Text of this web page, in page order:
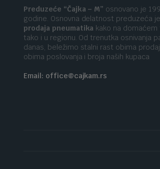
Preduzeće “Čajka – M” osnovano je
godine. Osnovna delatnost preduzeća je
prodaja pneumatika kako na domaćem
tako i u regionu. Od trenutka osnivanja
danas, beležimo stalni rast obima
obima poslovanja i broja naših kupaca
Email: office@cajkam.rs